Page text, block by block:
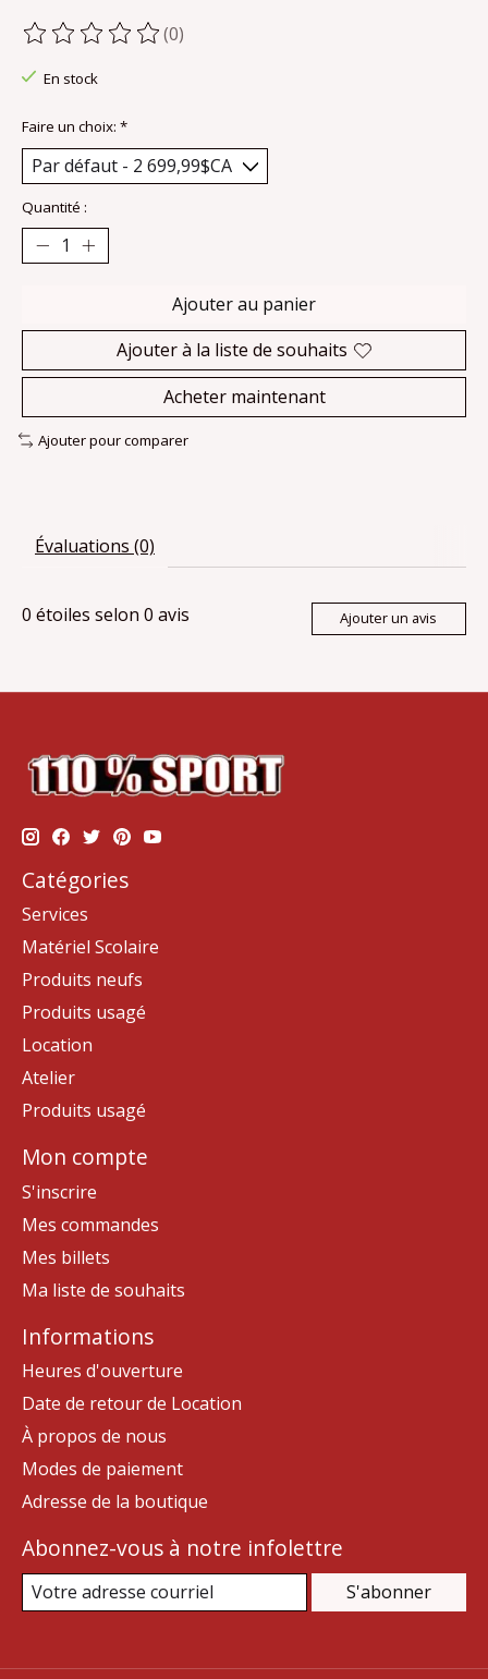
Ce produit est évalué à
(0)
En stock
Faire un choix: *
Quantité :
Ajouter au panier
Ajouter à la liste de souhaits
Acheter maintenant
Ajouter pour comparer
Évaluations (0)
0 étoiles selon 0 avis Ajouter un avis
Catégories
Services
Matériel Scolaire
Produits neufs
Produits usagé
Location
Atelier
Produits usagé
Mon compte
S'inscrire
Mes commandes
Mes billets
Ma liste de souhaits
Informations
Heures d'ouverture
Date de retour de Location
À propos de nous
Modes de paiement
Adresse de la boutique
Abonnez-vous à notre infolettre
S'abonner